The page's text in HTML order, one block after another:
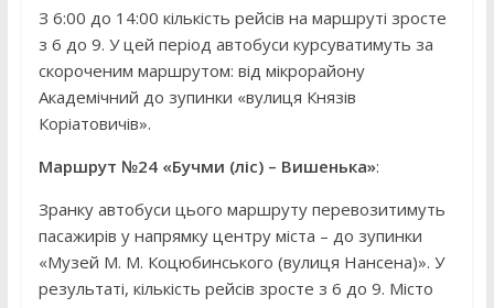
З 6:00 до 14:00 кількість рейсів на маршруті зросте
з 6 до 9. У цей період автобуси курсуватимуть за
скороченим маршрутом: від мікрорайону
Академічний до зупинки «вулиця Князів
Коріатовичів».
Маршрут №24 «Бучми (ліс) – Вишенька»:
Зранку автобуси цього маршруту перевозитимуть
пасажирів у напрямку центру міста – до зупинки
«Музей М. М. Коцюбинського (вулиця Нансена)». У
результаті, кількість рейсів зросте з 6 до 9. Місто